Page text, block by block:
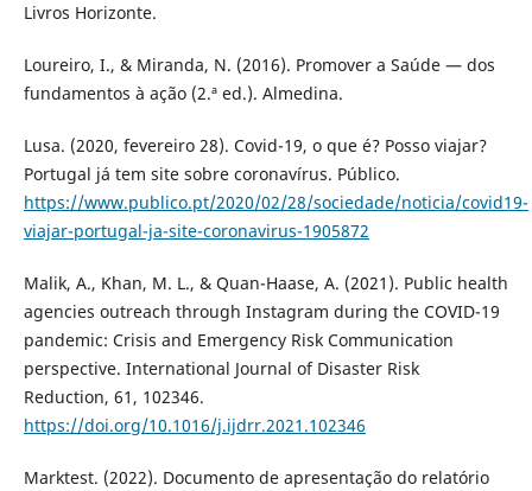
Livros Horizonte.
Loureiro, I., & Miranda, N. (2016). Promover a Saúde — dos
fundamentos à ação (2.ª ed.). Almedina.
Lusa. (2020, fevereiro 28). Covid-19, o que é? Posso viajar?
Portugal já tem site sobre coronavírus. Público.
https://www.publico.pt/2020/02/28/sociedade/noticia/covid19-
viajar-portugal-ja-site-coronavirus-1905872
Malik, A., Khan, M. L., & Quan-Haase, A. (2021). Public health
agencies outreach through Instagram during the COVID-19
pandemic: Crisis and Emergency Risk Communication
perspective. International Journal of Disaster Risk
Reduction, 61, 102346.
https://doi.org/10.1016/j.ijdrr.2021.102346
Marktest. (2022). Documento de apresentação do relatório